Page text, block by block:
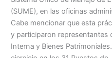
(SUME), en las oficinas
Cabe mencionar que esta
y participaron representantes
Interna y Bienes